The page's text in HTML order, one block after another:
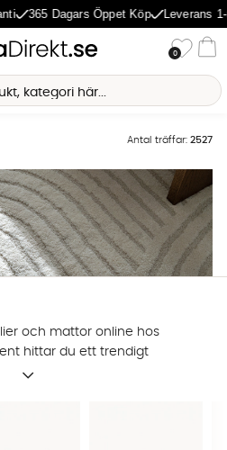
Dagars Öppet Köp Leverans 1-5
0
Antal träffar: 2527
och mattor online hos
hittar du ett trendigt
mattor och andra textilier